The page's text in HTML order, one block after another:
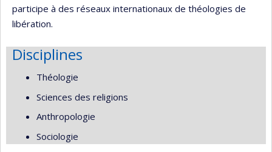
participe à des réseaux internationaux de théologies de
libération.
Disciplines
Théologie
Sciences des religions
Anthropologie
Sociologie